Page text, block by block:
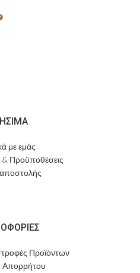
με εμάς
Προϋποθέσεις
Προϊόντων
Απορρήτου